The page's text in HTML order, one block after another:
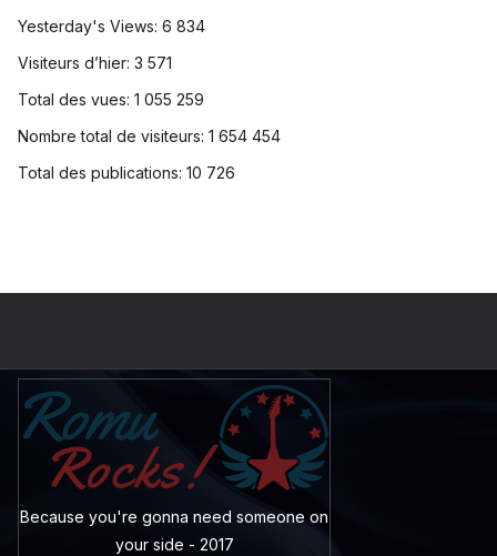
Yesterday's Views: 6 834
Visiteurs d’hier: 3 571
Total des vues: 1 055 259
Nombre total de visiteurs: 1 654 454
Total des publications: 10 726
Because you're gonna need someone on
your side - 2017